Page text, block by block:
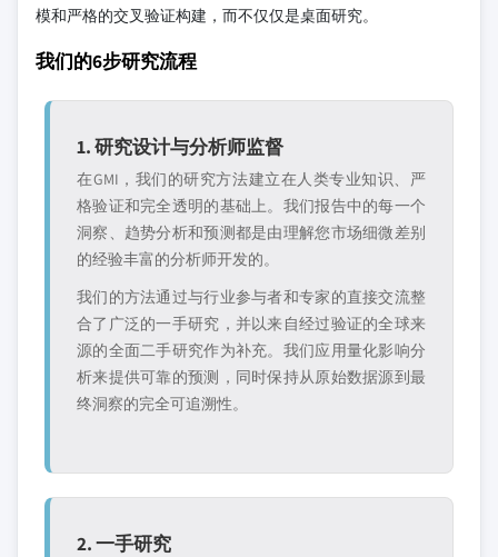
模和严格的交叉验证构建，而不仅仅是桌面研究。
我们的6步研究流程
1. 研究设计与分析师监督
在GMI，我们的研究方法建立在人类专业知识、严
格验证和完全透明的基础上。我们报告中的每一个
洞察、趋势分析和预测都是由理解您市场细微差别
的经验丰富的分析师开发的。
我们的方法通过与行业参与者和专家的直接交流整
合了广泛的一手研究，并以来自经过验证的全球来
源的全面二手研究作为补充。我们应用量化影响分
析来提供可靠的预测，同时保持从原始数据源到最
终洞察的完全可追溯性。
2. 一手研究